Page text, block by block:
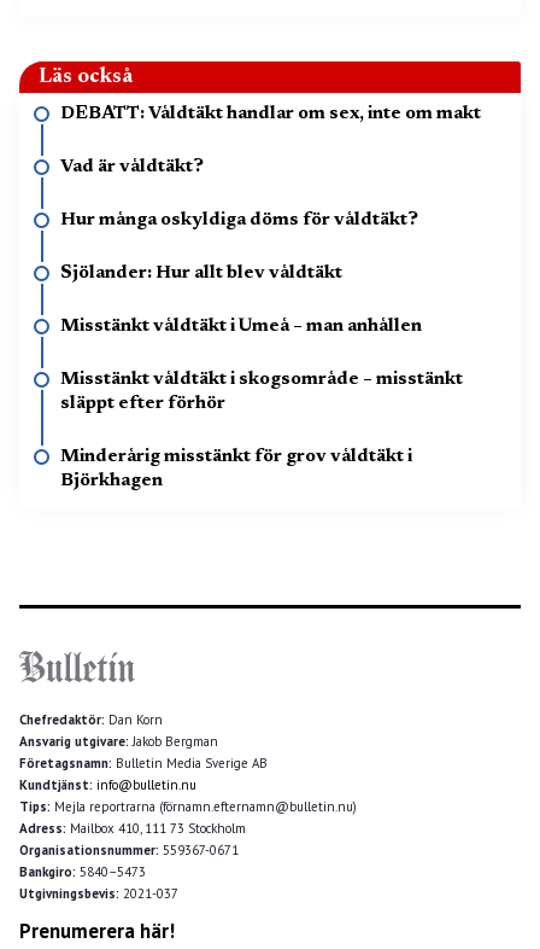
Läs också
DEBATT: Våldtäkt handlar om sex, inte om makt
Vad är våldtäkt?
Hur många oskyldiga döms för våldtäkt?
Sjölander: Hur allt blev våldtäkt
Misstänkt våldtäkt i Umeå – man anhållen
Misstänkt våldtäkt i skogsområde – misstänkt
släppt efter förhör
Minderårig misstänkt för grov våldtäkt i
Björkhagen
Chefredaktör: Dan Korn
Ansvarig utgivare: Jakob Bergman
Företagsnamn: Bulletin Media Sverige AB
Kundtjänst: info@bulletin.nu
Tips: Mejla reportrarna (förnamn.efternamn@bulletin.nu)
Adress: Mailbox 410, 111 73 Stockholm
Organisationsnummer: 559367-0671
Bankgiro: 5840–5473
Utgivningsbevis: 2021-037
Prenumerera här!